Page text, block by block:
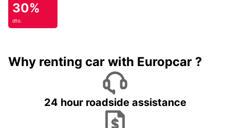
30%
dto.
Why renting car with Europcar ?
24 hour roadside assistance